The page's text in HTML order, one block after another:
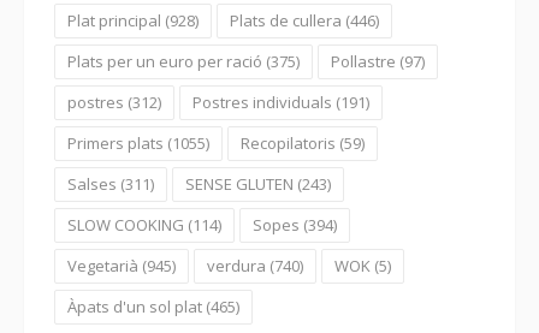
Plat principal (928) Plats de cullera (446)
Plats per un euro per ració (375) Pollastre (97)
postres (312) Postres individuals (191)
Primers plats (1055) Recopilatoris (59)
Salses (311) SENSE GLUTEN (243)
SLOW COOKING (114) Sopes (394)
Vegetarià (945) verdura (740) WOK (5)
Àpats d'un sol plat (465)